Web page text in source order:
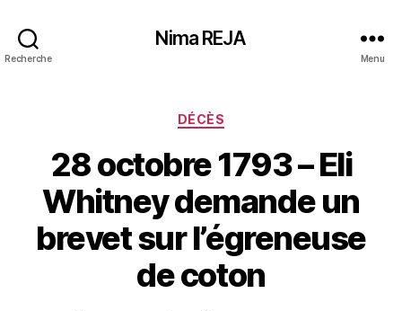
Recherche
Nima REJA
Menu
Catégories
DÉCÈS
28 octobre 1793 – Eli
Whitney demande un
brevet sur l’égreneuse
de coton